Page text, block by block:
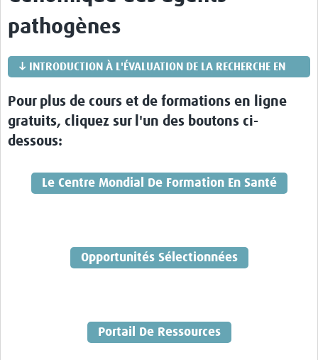
News
pathogènes
↓ INTRODUCTION À L'ÉVALUATION DE LA RECHERCHE EN
Pour plus de cours et de formations en ligne
gratuits, cliquez sur l'un des boutons ci-
dessous:
Le Centre Mondial De Formation En Santé
Opportunités Sélectionnées
Portail De Ressources